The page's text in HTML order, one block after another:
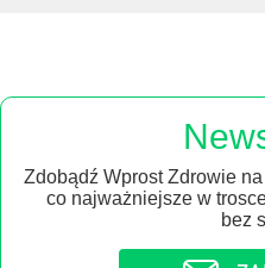
Zdobądź Wprost Zdrowie
co najważniejsze w
bez